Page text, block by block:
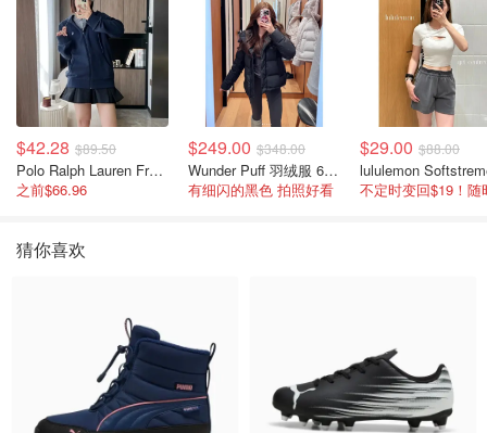
$42.28 $89.50
Polo Ralph Lauren French Terry 女童连帽卫衣 7-16码
之前$66.96
$249.00 $348.00
Wunder Puff 羽绒服 600蓬松度
有细闪的黑色 拍照好看
$29.00 $88.00
猜你喜欢